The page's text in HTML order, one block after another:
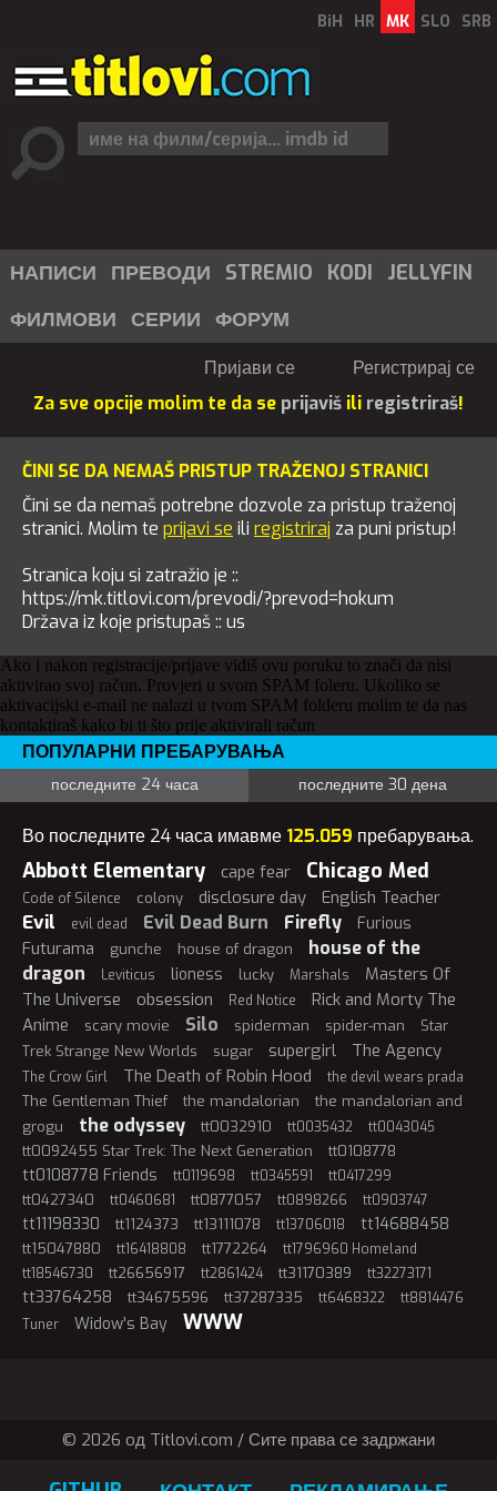
BiH HR MK SLO SRB
НАПИСИ ПРЕВОДИ STREMIO KODI
JELLYFIN
ФИЛМОВИ СЕРИИ ФОРУМ
Пријави се
Регистрирај се
Za sve opcije molim te da se prijaviš ili registriraš!
ČINI SE DA NEMAŠ PRISTUP TRAŽENOJ STRANICI
Čini se da nemaš potrebne dozvole za pristup traženoj
stranici. Molim te prijavi se ili registriraj za puni pristup!
Stranica koju si zatražio je ::
https://mk.titlovi.com/prevodi/?prevod=hokum
Država iz koje pristupaš :: us
Ako i nakon registracije/prijave vidiš ovu poruku to znači da nisi
aktivirao svoj račun. Provjeri u svom SPAM foleru. Ukoliko se
aktivacijski e-mail ne nalazi u tvom SPAM folderu molim te da nas
kontaktiraš kako bi ti što prije aktivirali račun
ПОПУЛАРНИ ПРЕБАРУВАЊА
последните 24 часа последните 30 дена
Во последните 24 часа имавме 125.059 пребарувања.
Abbott Elementary cape fear Chicago Med
Code of Silence colony disclosure day English Teacher
Evil evil dead Evil Dead Burn Firefly Furious
Futurama gunche house of dragon
house of the
dragon
Leviticus lioness lucky Marshals
Masters Of
The Universe
obsession Red Notice
Rick and Morty The
Anime
scary movie Silo spiderman spider-man
Star
Trek Strange New Worlds
sugar supergirl The Agency
The Crow Girl The Death of Robin Hood the devil wears prada
The Gentleman Thief the mandalorian
the mandalorian and
grogu
the odyssey tt0032910 tt0035432 tt0043045
tt0092455 Star Trek: The Next Generation tt0108778
tt0108778 Friends tt0119698 tt0345591 tt0417299
tt0427340 tt0460681 tt0877057 tt0898266 tt0903747
tt11198330 tt1124373 tt13111078 tt13706018 tt14688458
tt15047880 tt16418808 tt1772264
tt1796960 Homeland
tt18546730
tt26656917 tt2861424 tt31170389 tt32273171
tt33764258 tt34675596 tt37287335 tt6468322
tt8814476
Tuner
Widow's Bay WWW
© 2026 oд Titlovi.com / Сите права се задржани